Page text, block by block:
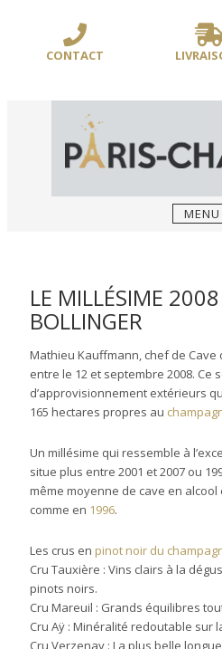
contenuCONTACT
BOUSSOLE **/
MENU
LE MILLÉSIME
BOLLINGER
Mathieu Kauffmann, chef de Cave
entre le 12 et septembre 2008. Ce
d’approvisionnement extérieurs
165 hectares propres au
Un millésime qui ressemble à
situe plus entre 2001 et 2007 ou
même moyenne de cave en alcool
comme en 1996.
Les crus en pinot noir du
Cru Tauxière : Vins clairs à la
pinots noirs.
Cru Mareuil : Grands équilibres
Cru Aÿ : Minéralité redoutable sur